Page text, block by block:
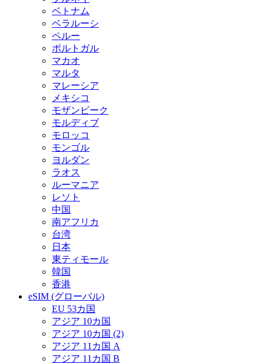
ベトナム
ベラルーシ
ペルー
ポルトガル
マカオ
マルタ
マレーシア
メキシコ
モザンビーク
モルディブ
モロッコ
モンゴル
ヨルダン
ラオス
ルーマニア
レソト
中国
南アフリカ
台湾
日本
東ティモール
韓国
香港
eSIM (グローバル)
EU 53カ国
アジア 10カ国
アジア 10カ国 (2)
アジア 11カ国 A
アジア 11カ国 B